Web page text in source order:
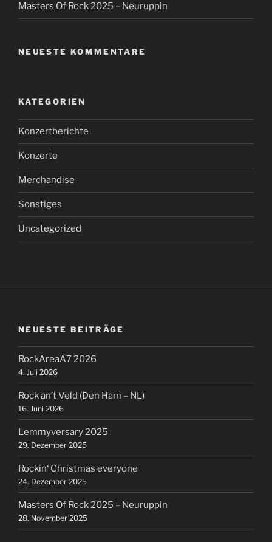
Masters Of Rock 2025 – Neuruppin
NEUESTE KOMMENTARE
KATEGORIEN
Konzertberichte
Konzerte
Merchandise
Sonstiges
Uncategorized
NEUESTE BEITRÄGE
RockAreaA7 2026
4. Juli 2026
Rock an’t Veld (Den Ham – NL)
16. Juni 2026
Lemmyversary 2025
29. Dezember 2025
Rockin‘ Christmas everyone
24. Dezember 2025
Masters Of Rock 2025 – Neuruppin
28. November 2025